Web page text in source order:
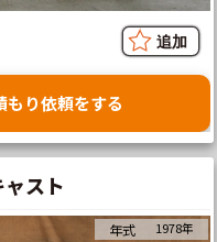
もり依頼をする
スト
年式 1978年